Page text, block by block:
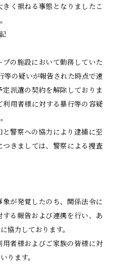
く損ねる事態となりましたこ
記
プの施設において勤務していた
等の疑いが報告された時点で速
派遣の契約を解除しておりま
利用者様に対する暴行等の容疑
と警察への協力により逮捕に至
つきましては、警察による捜査
が発覚したのち、 関係法令に
する報告および連携を行い、 あ
協力しております。
者様およびご家族の皆様に対
ります。